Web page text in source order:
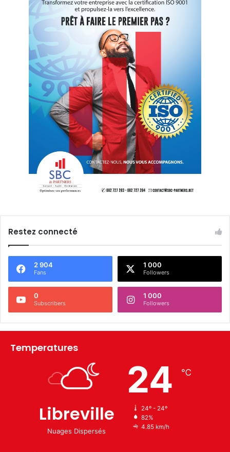
Restez connecté
2 904
Fans
1 000
Followers
0
Subscribers
1 000
Followers
Temperatures
Libreville
Nuages Dispersés
24 ℃
24º - 24º
82%
4.85 km/h